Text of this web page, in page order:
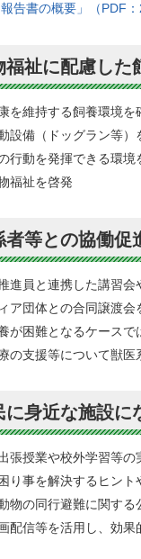
報告書の概要」（PDF：
福祉に配慮した
を維持する飼養環境を
設備（ドッグラン等）
行動を発揮できる環境
福祉を啓発
者等との協働
進員と連携した講習会
ア団体との合同譲渡会
が困難となるケース
の支援等について獣医
に身近な施設
張授業や校外学習等の
り事を解決するヒン
物の同行避難に関する
配信等を活用し、効果